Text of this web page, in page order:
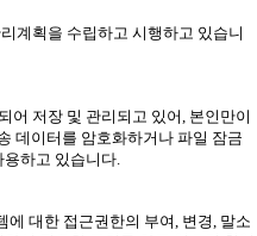
계획을 수립하고 시행하고 있습니
어 저장 및 관리되고 있어, 본인만이
데이터를 암호화하거나 파일 잠금
하고 있습니다.
대한 접근권한의 부여, 변경, 말소